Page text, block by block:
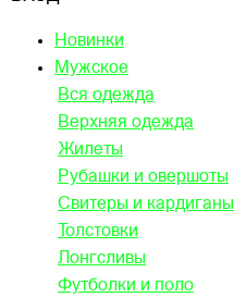
Новинки
Мужское
Вся одежда
Верхняя одежда
Жилеты
Рубашки и овершоты
Свитеры и кардиганы
Толстовки
Лонгсливы
Футболки и поло